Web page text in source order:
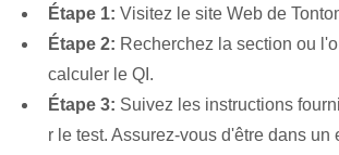
Étape 1: Visitez le site Web de
Étape 2: Recherchez la section ou
calculer le QI.
Étape 3: Suivez les instructions
r le test. Assurez-vous d'être dans un